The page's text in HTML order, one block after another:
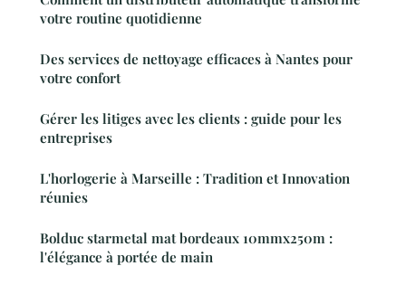
votre routine quotidienne
Des services de nettoyage efficaces à Nantes pour
votre confort
Gérer les litiges avec les clients : guide pour les
entreprises
L'horlogerie à Marseille : Tradition et Innovation
réunies
Bolduc starmetal mat bordeaux 10mmx250m :
l'élégance à portée de main